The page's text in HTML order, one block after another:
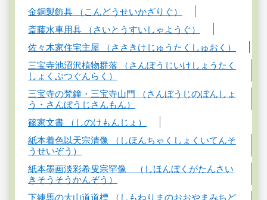
金銅製飾具 （こんどうせいかざりぐ）
斎藤水車用具 （さいとうすいしゃようぐ）
佐々木家住宅主屋 （ささきけじゅうたくしゅおく）
三宝寺池沼沢植物群落 （さんぽうじいけしょうたく
しょくぶつぐんらく）
三宝寺の梵鐘・三宝寺山門 （さんぼうじのぼんしょ
う・さんぼうじさんもん）
篠家文書 （しのけもんじょ）
紙本着色以天宗清像 （しほんちゃくしょくいてんそ
うせいぞう）
紙本墨画淡彩希叟宗罕像 （しほんぼくがたんさい
きそうそうかんぞう）
下練馬の大山道道標 （しもねりまのおおやまみちど